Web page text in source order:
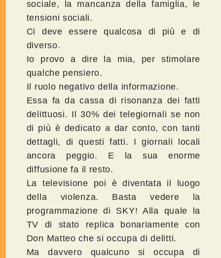
sociale, la mancanza della famiglia, le
tensioni sociali.
Ci deve essere qualcosa di più e di
diverso.
Io provo a dire la mia, per stimolare
qualche pensiero.
Il ruolo negativo della informazione.
Essa fa da cassa di risonanza dei fatti
delittuosi. Il 30% dei telegiornali se non
di più è dedicato a dar conto, con tanti
dettagli, di questi fatti. I giornali locali
ancora peggio. E la sua enorme
diffusione fa il resto.
La televisione poi è diventata il luogo
della violenza. Basta vedere la
programmazione di SKY! Alla quale la
TV di stato replica bonariamente con
Don Matteo che si occupa di delitti.
Ma davvero qualcuno si occupa di